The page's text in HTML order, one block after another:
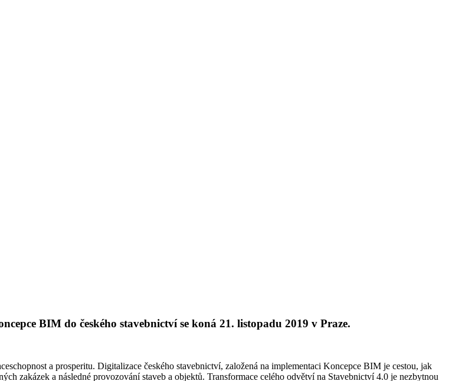
BIM do českého stavebnictví se koná 21. listopadu 2019 v Praze.
a prosperitu. Digitalizace českého stavebnictví, založená na implementaci Koncepce BIM je cestou, jak
zakázek a následné provozování staveb a objektů. Transformace celého odvětví na Stavebnictví 4.0 je nezbytnou